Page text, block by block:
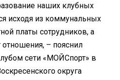
наших клубных
исходя из коммунальных
платы сотрудников, а
– пояснил
сети «МОЙСпорт» в
округа